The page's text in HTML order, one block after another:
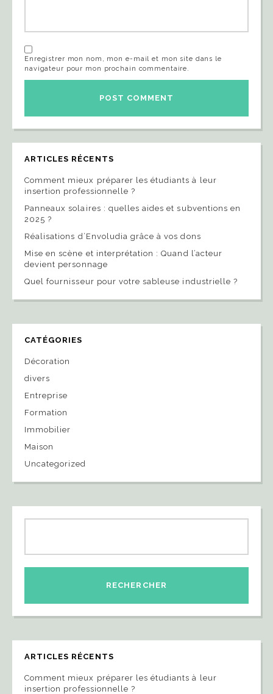
Enregistrer mon nom, mon e-mail et mon site dans le
navigateur pour mon prochain commentaire.
ARTICLES RÉCENTS
Comment mieux préparer les étudiants à leur
insertion professionnelle ?
Panneaux solaires : quelles aides et subventions en
2025 ?
Réalisations d’Envoludia grâce à vos dons
Mise en scène et interprétation : Quand l’acteur
devient personnage
Quel fournisseur pour votre sableuse industrielle ?
CATÉGORIES
Décoration
divers
Entreprise
Formation
Immobilier
Maison
Uncategorized
ARTICLES RÉCENTS
Comment mieux préparer les étudiants à leur
insertion professionnelle ?